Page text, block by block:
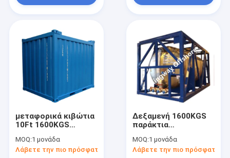
μεταφορικά κιβώτια
10Ft 1600KGS
πολυσύνθετα
MOQ:1 μονάδα
Λάβετε την πιο πρόσφατη τιμή
Δεξαμενή 1600KGS
παράκτια
κιβωτίων
Multipuropose
MOQ:1 μονάδα
Λάβετε την πιο πρόσφατη